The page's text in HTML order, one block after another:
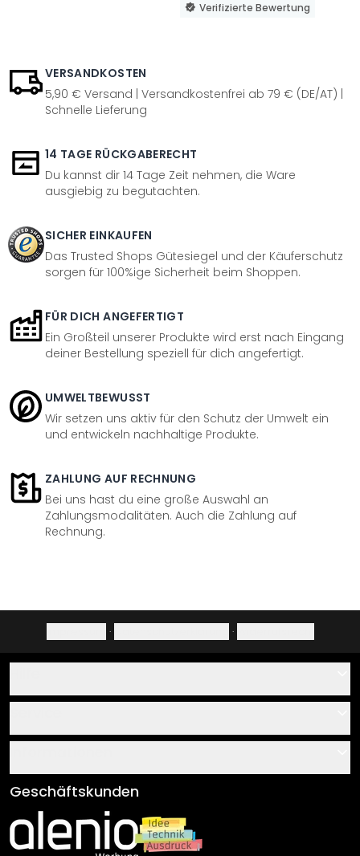
Verifizierte Bewertung
VERSANDKOSTEN
5,90 € Versand | Versandkostenfrei ab 79 € (DE/AT) |
Schnelle Lieferung
14 TAGE RÜCKGABERECHT
Du kannst dir 14 Tage Zeit nehmen, die Ware
ausgiebig zu begutachten.
SICHER EINKAUFEN
Das Trusted Shops Gütesiegel und der Käuferschutz
sorgen für 100%ige Sicherheit beim Shoppen.
FÜR DICH ANGEFERTIGT
Ein Großteil unserer Produkte wird erst nach Eingang
deiner Bestellung speziell für dich angefertigt.
UMWELTBEWUSST
Wir setzen uns aktiv für den Schutz der Umwelt ein
und entwickeln nachhaltige Produkte.
ZAHLUNG AUF RECHNUNG
Bei uns hast du eine große Auswahl an
Zahlungsmodalitäten. Auch die Zahlung auf
Rechnung.
· ·
Über uns
Klebe- und Montageanleitungen
Newsletter An-/Abmeldung
AGB
Impressum
Versand & Zahlung
Geschäftskunden